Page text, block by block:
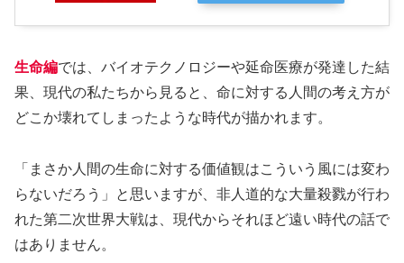
生命編では、バイオテクノロジーや延命医療が発達した結
果、現代の私たちから見ると、命に対する人間の考え方が
どこか壊れてしまったような時代が描かれます。
「まさか人間の生命に対する価値観はこういう風には変わ
らないだろう」と思いますが、非人道的な大量殺戮が行わ
れた第二次世界大戦は、現代からそれほど遠い時代の話で
はありません。